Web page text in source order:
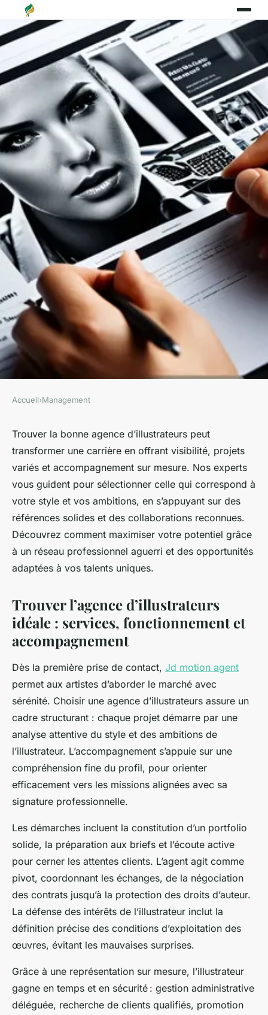
MANAGEMENT
Agence illustrateurs : boostez
votre carrière avec nos experts
Yanis •27 juin 2025• 5 min de lecture
Accueil›Management
Trouver la bonne agence d’illustrateurs peut
transformer une carrière en offrant visibilité, projets
variés et accompagnement sur mesure. Nos experts
vous guident pour sélectionner celle qui correspond à
votre style et vos ambitions, en s’appuyant sur des
références solides et des collaborations reconnues.
Découvrez comment maximiser votre potentiel grâce
à un réseau professionnel aguerri et des opportunités
adaptées à vos talents uniques.
Trouver l’agence d’illustrateurs
idéale : services, fonctionnement et
accompagnement
Dès la première prise de contact, Jd motion agent
permet aux artistes d’aborder le marché avec
sérénité. Choisir une agence d’illustrateurs assure un
cadre structurant : chaque projet démarre par une
analyse attentive du style et des ambitions de
l’illustrateur. L’accompagnement s’appuie sur une
compréhension fine du profil, pour orienter
efficacement vers les missions alignées avec sa
signature professionnelle.
Les démarches incluent la constitution d’un portfolio
solide, la préparation aux briefs et l’écoute active
pour cerner les attentes clients. L’agent agit comme
pivot, coordonnant les échanges, de la négociation
des contrats jusqu’à la protection des droits d’auteur.
La défense des intérêts de l’illustrateur inclut la
définition précise des conditions d’exploitation des
œuvres, évitant les mauvaises surprises.
Grâce à une représentation sur mesure, l’illustrateur
gagne en temps et en sécurité : gestion administrative
déléguée, recherche de clients qualifiés, promotion